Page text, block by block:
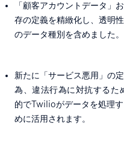
「顧客アカウントデータ」
存の定義を精緻化し、透明
のデータ種別を含めました。
新たに「サービス悪用」の
為、違法行為に対抗するた
的でTwilioがデータを処理
めに活用されます。